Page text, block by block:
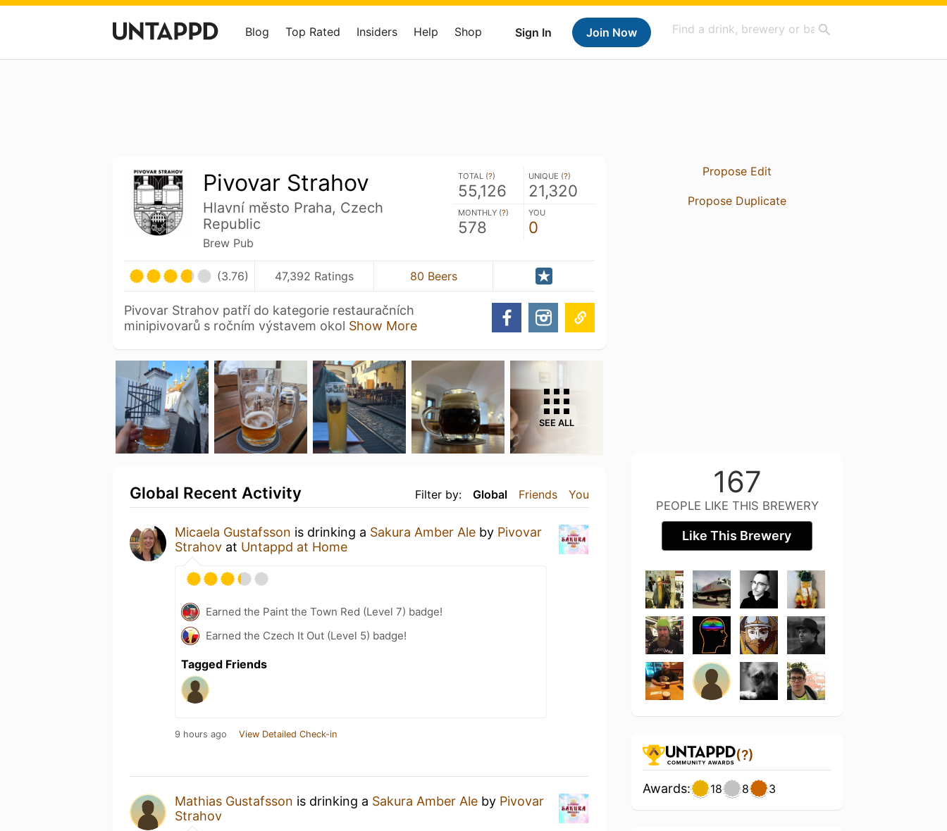
Sign In Join Now
Blog Top Rated Insiders Help Shop
Pivovar Strahov
Hlavní město Praha, Czech
Republic
Brew Pub
TOTAL (?)
55,126
UNIQUE (?)
21,320
MONTHLY (?)
578
YOU
0
(3.76) 47,392 Ratings 80 Beers
Pivovar Strahov patří do kategorie restauračních
minipivovarů s ročním výstavem okol Show More
SEE ALL
Filter by: Global Friends You
Global Recent Activity
Micaela Gustafsson is drinking a Sakura Amber Ale by Pivovar
Strahov at Untappd at Home
Earned the Paint the Town Red (Level 7) badge!
Earned the Czech It Out (Level 5) badge!
Tagged Friends
9 hours ago View Detailed Check-in
Mathias Gustafsson is drinking a Sakura Amber Ale by Pivovar
Strahov
Propose Edit
Propose Duplicate
167
PEOPLE LIKE THIS BREWERY
Like This Brewery
(?)
Awards: 18 8 3